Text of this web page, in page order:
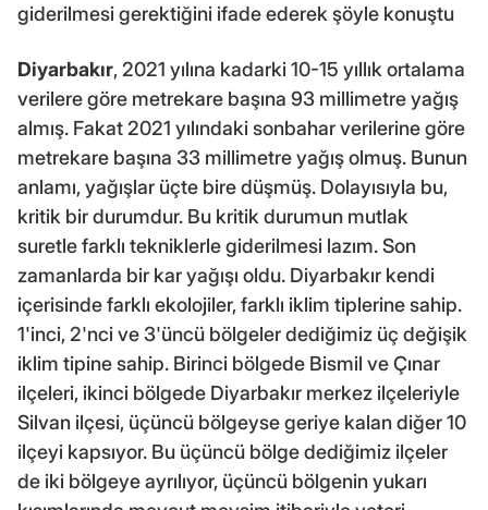
giderilmesi gerektiğini ifade ederek şöyle konuştu
Diyarbakır, 2021 yılına kadarki 10-15 yıllık ortalama
verilere göre metrekare başına 93 millimetre yağış
almış. Fakat 2021 yılındaki sonbahar verilerine göre
metrekare başına 33 millimetre yağış olmuş. Bunun
anlamı, yağışlar üçte bire düşmüş. Dolayısıyla bu,
kritik bir durumdur. Bu kritik durumun mutlak
suretle farklı tekniklerle giderilmesi lazım. Son
zamanlarda bir kar yağışı oldu. Diyarbakır kendi
içerisinde farklı ekolojiler, farklı iklim tiplerine sahip.
1'inci, 2'nci ve 3'üncü bölgeler dediğimiz üç değişik
iklim tipine sahip. Birinci bölgede Bismil ve Çınar
ilçeleri, ikinci bölgede Diyarbakır merkez ilçeleriyle
Silvan ilçesi, üçüncü bölgeyse geriye kalan diğer 10
ilçeyi kapsıyor. Bu üçüncü bölge dediğimiz ilçeler
de iki bölgeye ayrılıyor, üçüncü bölgenin yukarı